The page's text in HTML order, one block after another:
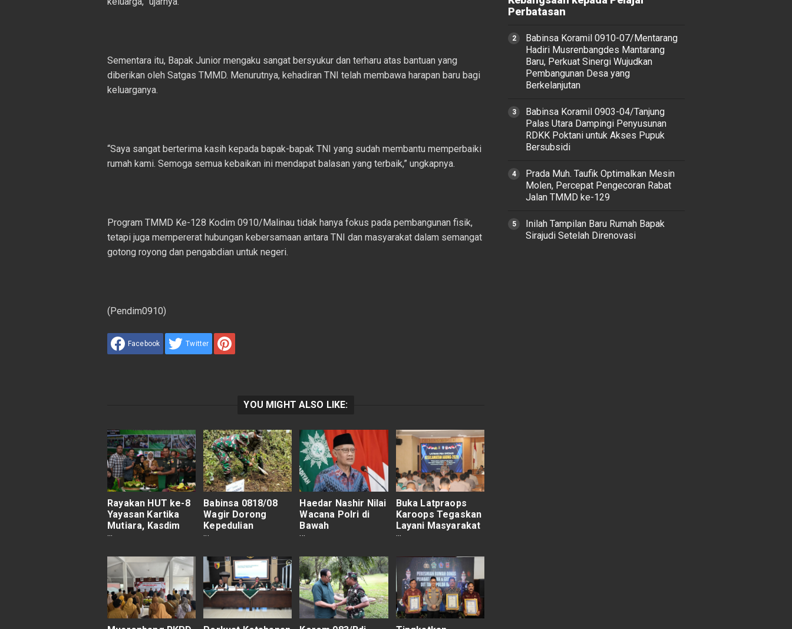
Sementara itu, Bapak Junior mengaku sangat bersyukur dan terharu atas bantuan yang
diberikan oleh Satgas TMMD. Menurutnya, kehadiran TNI telah membawa harapan baru bagi
keluarganya.
“Saya sangat berterima kasih kepada bapak-bapak TNI yang sudah membantu memperbaiki
rumah kami. Semoga semua kebaikan ini mendapat balasan yang terbaik,” ungkapnya.
Program TMMD Ke-128 Kodim 0910/Malinau tidak hanya fokus pada pembangunan fisik,
tetapi juga mempererat hubungan kebersamaan antara TNI dan masyarakat dalam semangat
gotong royong dan pengabdian untuk negeri.
(Pendim0910)
Facebook Twitter
YOU MIGHT ALSO LIKE:
Rayakan HUT ke-8
Yayasan Kartika
Mutiara, Kasdim
0818 Malang-Batu
untuk Anak Difabel
Babinsa 0818/08
Wagir Dorong
Kepedulian
Lingkungan Lewat
Pohon
Haedar Nashir Nilai
Wacana Polri di
Bawah
Kementerian Tak
Semangat
Reformasi
Buka Latpraops
Karoops Tegaskan
Layani Masyarakat
Dengan Baik
Perbatasan
Babinsa Koramil 0910-07/Mentarang
Hadiri Musrenbangdes Mantarang
Baru, Perkuat Sinergi Wujudkan
Pembangunan Desa yang
Berkelanjutan
‎Babinsa Koramil 0903-04/Tanjung
Palas Utara Dampingi Penyusunan
RDKK Poktani untuk Akses Pupuk
Bersubsidi
Prada Muh. Taufik Optimalkan Mesin
Molen, Percepat Pengecoran Rabat
Jalan TMMD ke-129
Inilah Tampilan Baru Rumah Bapak
Sirajudi Setelah Direnovasi